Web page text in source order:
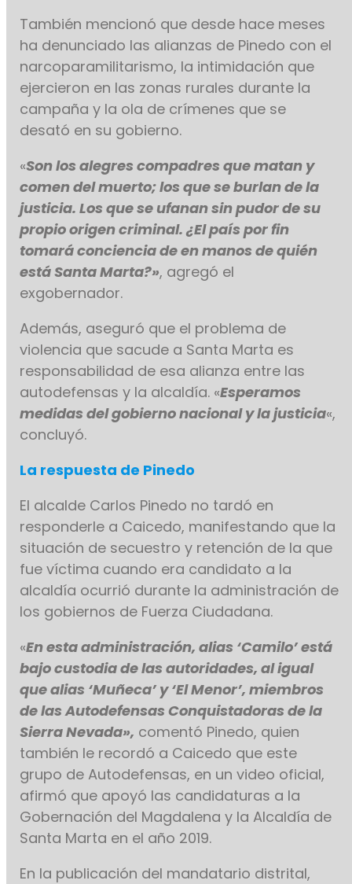
También mencionó que desde hace meses
ha denunciado las alianzas de Pinedo con el
narcoparamilitarismo, la intimidación que
ejercieron en las zonas rurales durante la
campaña y la ola de crímenes que se
desató en su gobierno.
«Son los alegres compadres que matan y
comen del muerto; los que se burlan de la
justicia. Los que se ufanan sin pudor de su
propio origen criminal. ¿El país por fin
tomará conciencia de en manos de quién
está Santa Marta?», agregó el
exgobernador.
Además, aseguró que el problema de
violencia que sacude a Santa Marta es
responsabilidad de esa alianza entre las
autodefensas y la alcaldía. «Esperamos
medidas del gobierno nacional y la justicia«,
concluyó.
La respuesta de Pinedo
El alcalde Carlos Pinedo no tardó en
responderle a Caicedo, manifestando que la
situación de secuestro y retención de la que
fue víctima cuando era candidato a la
alcaldía ocurrió durante la administración de
los gobiernos de Fuerza Ciudadana.
«En esta administración, alias ‘Camilo’ está
bajo custodia de las autoridades, al igual
que alias ‘Muñeca’ y ‘El Menor’, miembros
de las Autodefensas Conquistadoras de la
Sierra Nevada», comentó Pinedo, quien
también le recordó a Caicedo que este
grupo de Autodefensas, en un video oficial,
afirmó que apoyó las candidaturas a la
Gobernación del Magdalena y la Alcaldía de
Santa Marta en el año 2019.
En la publicación del mandatario distrital,